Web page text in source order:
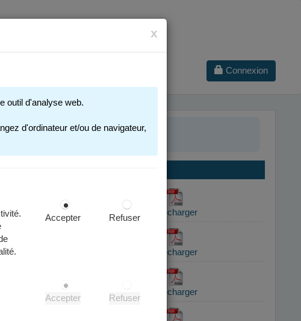
Connexion
x
outil d'analyse web.
d'ordinateur et/ou de navigateur,
Accepter Refuser
Accepter Refuser